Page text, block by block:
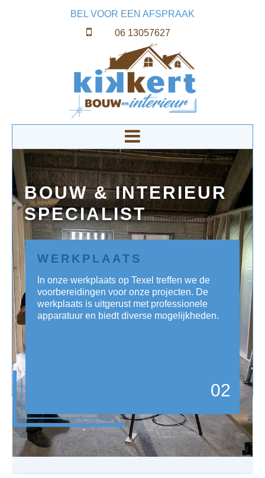
BEL VOOR EEN AFSPRAAK
06 13057627
BOUW &INTERIEUR
SPECIALIST
WERKPLAATS
In onze werkplaats op Texel treffen we de
voorbereidingen voor onze projecten. De
werkplaats is uitgerust met professionele
apparatuur en biedt diverse mogelijkheden.
02